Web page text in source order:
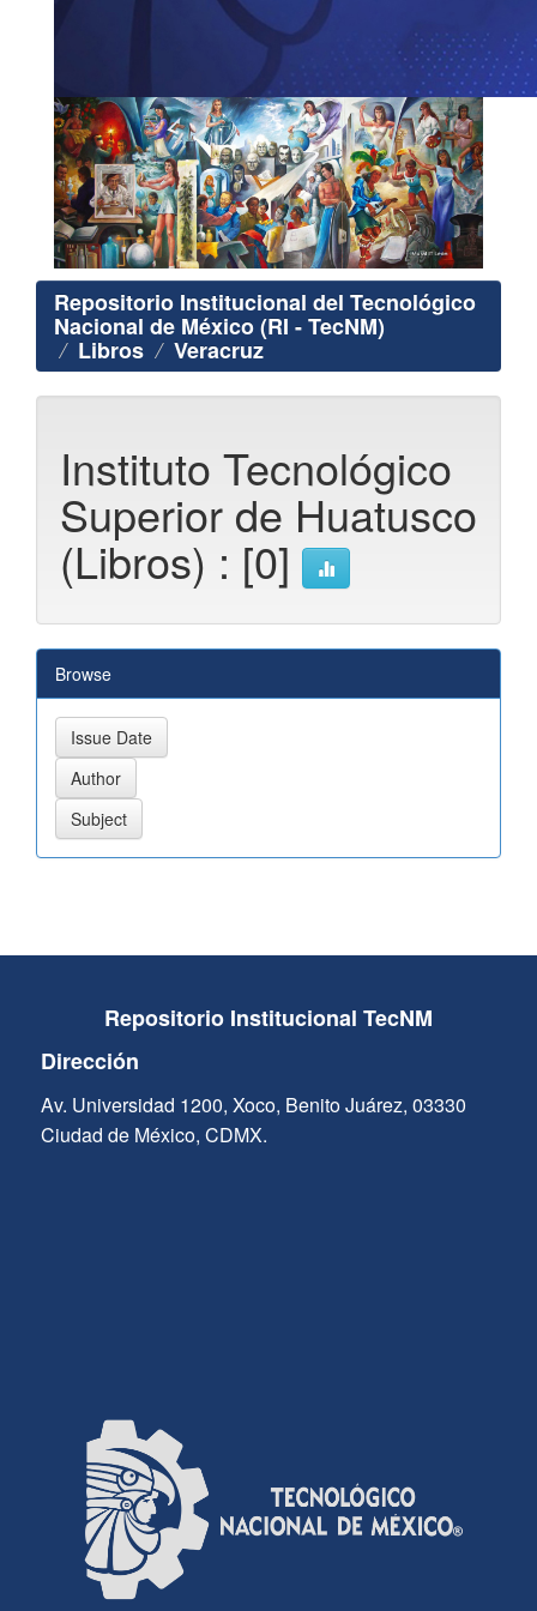
Repositorio Institucional del Tecnológico
Nacional de México (RI - TecNM)
Libros Veracruz
Instituto Tecnológico
Superior de Huatusco
(Libros) : [0]
Browse
Repositorio Institucional TecNM
Dirección
Av. Universidad 1200, Xoco, Benito Juárez, 03330
Ciudad de México, CDMX.